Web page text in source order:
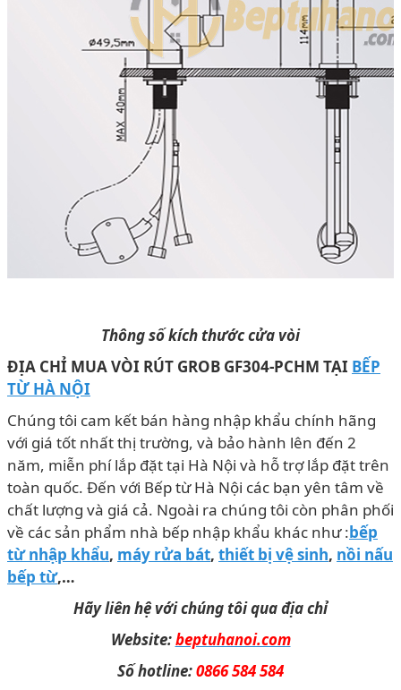
Thông số kích thước cửa vòi
ĐỊA CHỈ MUA VÒI RÚT GROB GF304-PCHM TẠI BẾP
TỪ HÀ NỘI
Chúng tôi cam kết bán hàng nhập khẩu chính hãng
với giá tốt nhất thị trường, và bảo hành lên đến 2
năm, miễn phí lắp đặt tại Hà Nội và hỗ trợ lắp đặt trên
toàn quốc. Đến với Bếp từ Hà Nội các bạn yên tâm về
chất lượng và giá cả. Ngoài ra chúng tôi còn phân phối
về các sản phẩm nhà bếp nhập khẩu khác như :bếp
từ nhập khẩu, máy rửa bát, thiết bị vệ sinh, nồi nấu
bếp từ,…
Hãy liên hệ với chúng tôi qua địa chỉ
Website:beptuhanoi.com
Số hotline:0866 584 584